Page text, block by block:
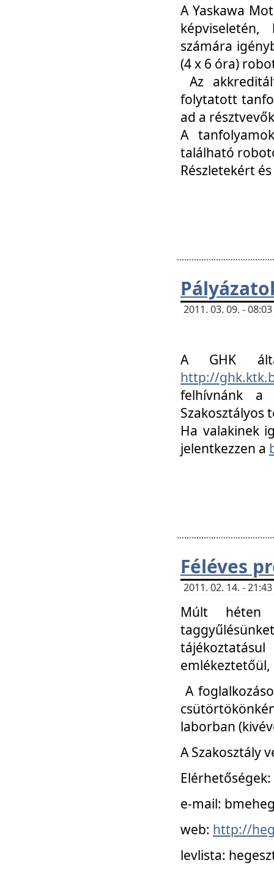
A Yaskawa
számára
(4 x 6 óra)
Az
folytatott
ad a
A
található
Részletekért
2011. 03. 09. -
A GHK
http://
felhívnánk a
Szakosztályos
Ha valakinek
jelentkezzen a
Féléves
2011. 02. 14. -
Múlt héten
emlékeztetőül,
A
laborban
A Szakosztály
Elérhetőségek:
e-mail:
web: http://
levlista: